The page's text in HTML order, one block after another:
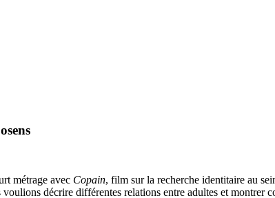
métrage avec Copain, film sur la recherche identitaire au
décrire différentes relations entre adultes et